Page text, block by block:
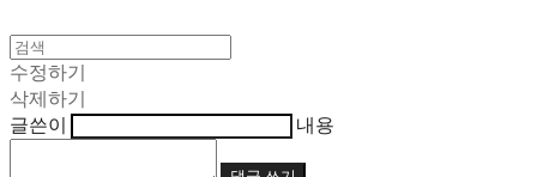
수정하기
삭제하기
글쓴이
내용